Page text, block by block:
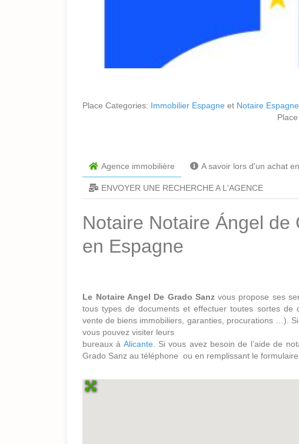
Place Categories: Immobilier Espagne et Notaire Espagne
Agence immobilière A savoir lors d'un achat
ENVOYER UNE RECHERCHE A L'AGENCE
Notaire Notaire Ángel de
en Espagne
Le Notaire Angel De Grado Sanzvous propose ses
tous types de documents et effectuer toutes sortes de
vente de biens immobiliers, garanties, procurations …). Si
vous pouvez visiter leurs
bureaux à Alicante. Si vous avez besoin de l’aide de
Grado Sanz au téléphone ou en remplissant le